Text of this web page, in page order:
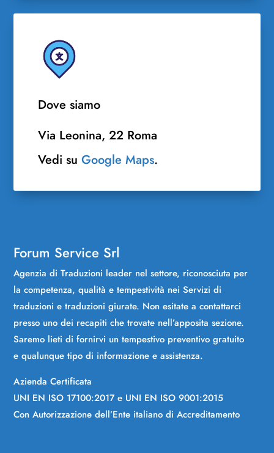
Dove siamo
Via Leonina, 22 Roma
Vedi suGoogle Maps.
Forum Service Srl
Agenzia di Traduzioni leader nel settore, riconosciuta per
la competenza, qualità e tempestività nei Servizi di
traduzioni e traduzioni giurate. Non esitate a contattarci
presso uno dei recapiti che trovate nell’apposita sezione.
Saremo lieti di fornirvi un tempestivo preventivo gratuito
e qualunque tipo di informazione e assistenza.
Azienda Certificata
UNI EN ISO 17100:2017 e UNI EN ISO 9001:2015
Con Autorizzazione dell’Ente italiano di Accreditamento